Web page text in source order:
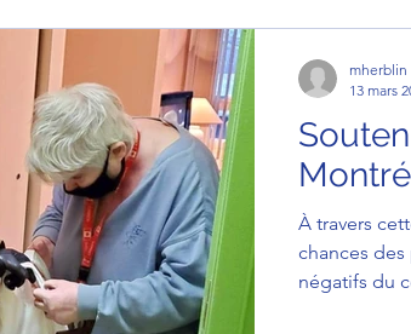
À travers
chances
négatifs du
mherblin
13 mars